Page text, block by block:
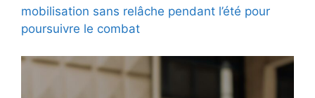
mobilisation sans relâche pendant l’été pour
poursuivre le combat